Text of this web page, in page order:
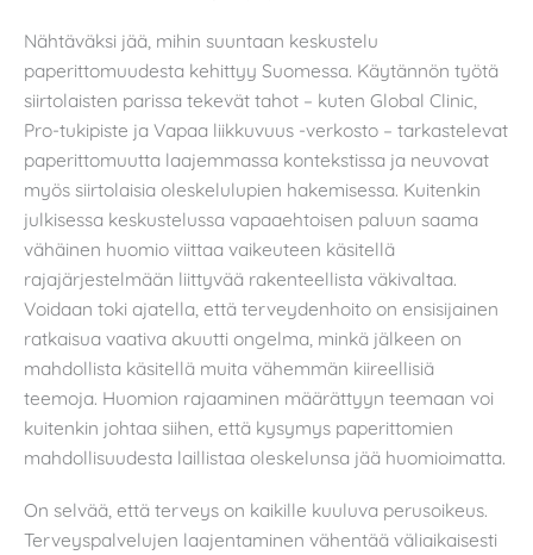
Nähtäväksi jää, mihin suuntaan keskustelu
paperittomuudesta kehittyy Suomessa. Käytännön työtä
siirtolaisten parissa tekevät tahot – kuten Global Clinic,
Pro-tukipiste ja Vapaa liikkuvuus -verkosto – tarkastelevat
paperittomuutta laajemmassa kontekstissa ja neuvovat
myös siirtolaisia oleskelulupien hakemisessa. Kuitenkin
julkisessa keskustelussa vapaaehtoisen paluun saama
vähäinen huomio viittaa vaikeuteen käsitellä
rajajärjestelmään liittyvää rakenteellista väkivaltaa.
Voidaan toki ajatella, että terveydenhoito on ensisijainen
ratkaisua vaativa akuutti ongelma, minkä jälkeen on
mahdollista käsitellä muita vähemmän kiireellisiä
teemoja. Huomion rajaaminen määrättyyn teemaan voi
kuitenkin johtaa siihen, että kysymys paperittomien
mahdollisuudesta laillistaa oleskelunsa jää huomioimatta.
On selvää, että terveys on kaikille kuuluva perusoikeus.
Terveyspalvelujen laajentaminen vähentää väliaikaisesti